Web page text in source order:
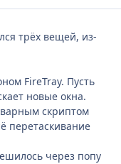
трёх вещей, из-
FireTray. Пусть
новые окна.
скриптом
перетаскивание
через попу